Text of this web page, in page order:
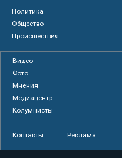
Политика
Общество
Происшествия
Видео
Фото
Мнения
Медиацентр
Колумнисты
Контакты Реклама